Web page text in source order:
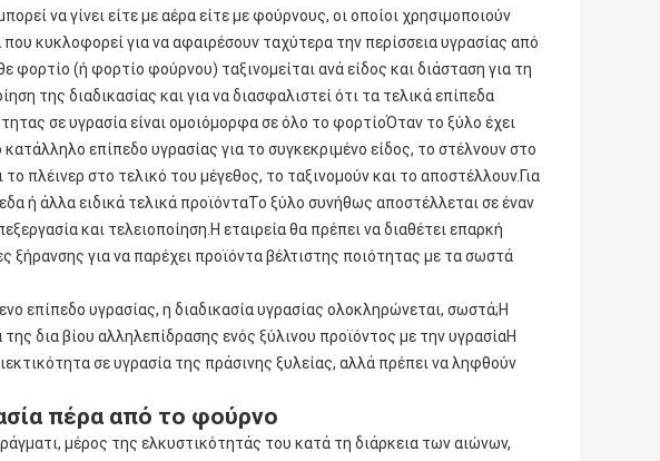
να γίνει είτε με αέρα είτε με φούρνους, οι οποίοι χρησιμοποιούν
κυκλοφορεί για να αφαιρέσουν ταχύτερα την περίσσεια υγρασίας από
φορτίο (ή φορτίο φούρνου) ταξινομείται ανά είδος και διάσταση για τη
της διαδικασίας και για να διασφαλιστεί ότι τα τελικά επίπεδα
σε υγρασία είναι ομοιόμορφα σε όλο το φορτίοΌταν το ξύλο έχει
επίπεδο υγρασίας για το συγκεκριμένο είδος, το στέλνουν στο
το πλέινερ στο τελικό του μέγεθος, το ταξινομούν και το αποστέλλουν.Για
ή άλλα ειδικά τελικά προϊόνταΤο ξύλο συνήθως αποστέλλεται σε έναν
και τελειοποίηση.Η εταιρεία θα πρέπει να διαθέτει επαρκή
ξήρανσης για να παρέχει προϊόντα βέλτιστης ποιότητας με τα σωστά
επίπεδο υγρασίας, η διαδικασία υγρασίας ολοκληρώνεται, σωστά;Η
δια βίου αλληλεπίδρασης ενός ξύλινου προϊόντος με την υγρασίαΗ
σε υγρασία της πράσινης ξυλείας, αλλά πρέπει να ληφθούν
πέρα από το φούρνο
μέρος της ελκυστικότητάς του κατά τη διάρκεια των αιώνων,